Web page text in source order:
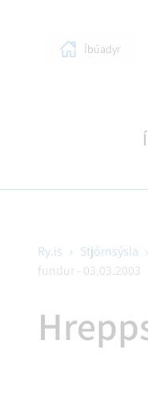
YTRA
Íbúadyr
Ry.is Stjórnsýsla
fundur - 03.03.2003